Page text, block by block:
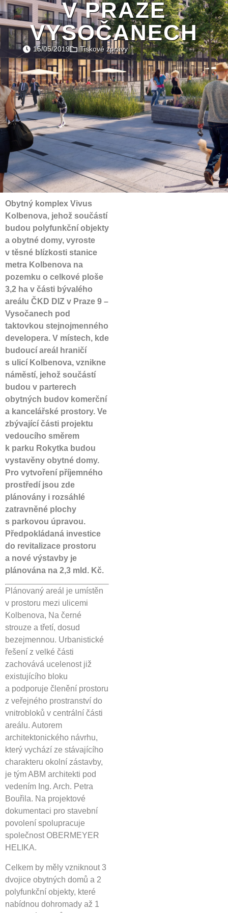
V PRAZE
VYSOČANECH
15/05/2019 Tiskové zprávy
Obytný komplex Vivus
Kolbenova, jehož součástí
budou polyfunkční objekty
a obytné domy, vyroste
v těsné blízkosti stanice
metra Kolbenova na
pozemku o celkové ploše
3,2 ha v části bývalého
areálu ČKD DIZ v Praze 9 –
Vysočanech pod
taktovkou stejnojmenného
developera. V místech, kde
budoucí areál hraničí
s ulicí Kolbenova, vznikne
náměstí, jehož součástí
budou v parterech
obytných budov komerční
a kancelářské prostory. Ve
zbývající části projektu
vedoucího směrem
k parku Rokytka budou
vystavěny obytné domy.
Pro vytvoření příjemného
prostředí jsou zde
plánovány i rozsáhlé
zatravněné plochy
s parkovou úpravou.
Předpokládaná investice
do revitalizace prostoru
a nové výstavby je
plánována na 2,3 mld. Kč.
Plánovaný areál je umístěn
v prostoru mezi ulicemi
Kolbenova, Na černé
strouze a třetí, dosud
bezejmennou. Urbanistické
řešení z velké části
zachovává ucelenost již
existujícího bloku
a podporuje členění prostoru
z veřejného prostranství do
vnitrobloků v centrální části
areálu. Autorem
architektonického návrhu,
který vychází ze stávajícího
charakteru okolní zástavby,
je tým ABM architekti pod
vedením Ing. Arch. Petra
Bouřila. Na projektové
dokumentaci pro stavební
povolení spolupracuje
společnost OBERMEYER
HELIKA.
Celkem by měly vzniknout 3
dvojice obytných domů a 2
polyfunkční objekty, které
nabídnou dohromady až 1